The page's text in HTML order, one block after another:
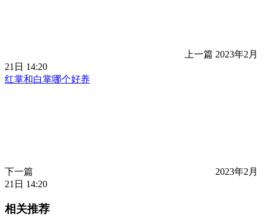
上一篇 2023年2月
21日 14:20
红掌和白掌哪个好养
下一篇
2023年2月
21日 14:20
相关推荐